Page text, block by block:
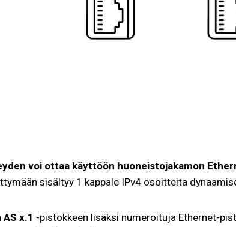
voi ottaa käyttöön huoneistojakamon
sisältyy 1 kappale IPv4 osoitteita
AS x.1 -pistokkeen lisäksi numeroituja Ethernet-